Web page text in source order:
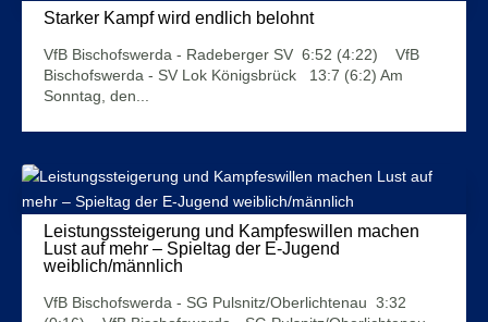
Starker Kampf wird endlich belohnt
VfB Bischofswerda - Radeberger SV 6:52 (4:22) VfB
Bischofswerda - SV Lok Königsbrück 13:7 (6:2) Am
Sonntag, den...
Leistungssteigerung und Kampfeswillen machen
Lust auf mehr – Spieltag der E-Jugend
weiblich/männlich
VfB Bischofswerda - SG Pulsnitz/Oberlichtenau 3:32